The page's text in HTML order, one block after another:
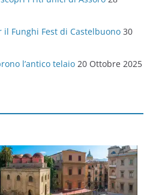
Funghi Fest di Castelbuono 30
l’antico telaio 20 Ottobre 2025